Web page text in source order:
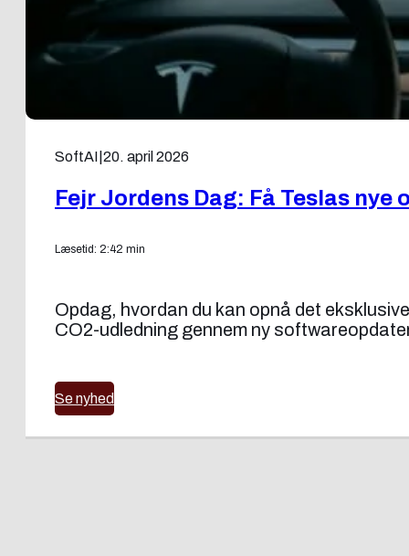
SoftAI 20. april 2026
Fejr Jordens Dag: Få Teslas
Læsetid: 2:42 min
Opdag, hvordan du kan opnå det
CO2-udledning gennem ny
Se nyhed